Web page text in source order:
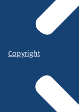
Copyright